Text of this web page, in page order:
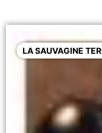
LA SAUVAGINE